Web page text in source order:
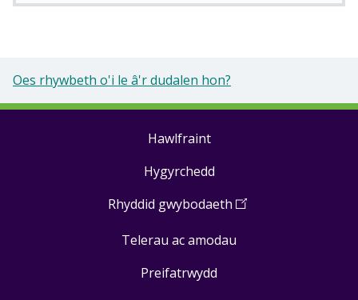
Oes rhywbeth o'i le â'r dudalen hon?
Hawlfraint
Hygyrchedd
Rhyddid gwybodaeth (Open
a
Telerau ac amodau
Preifatrwydd